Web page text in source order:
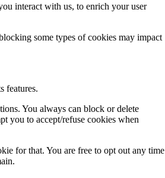
interact with us, to enrich your user
some types of cookies may impact
features.
You always can block or delete
you to accept/refuse cookies when
for that. You are free to opt out any time